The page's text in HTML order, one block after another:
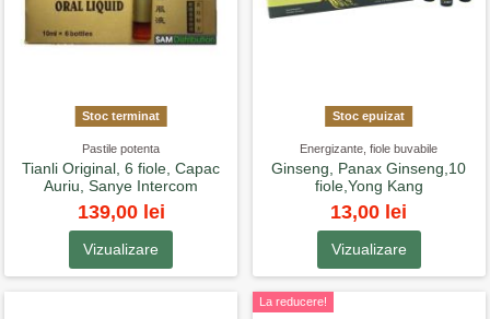
Stoc terminat
Pastile potenta
Tianli Original, 6 fiole, Capac
Auriu, Sanye Intercom
139,00 lei
Vizualizare
Stoc epuizat
Energizante, fiole buvabile
Ginseng, Panax Ginseng,10
fiole,Yong Kang
13,00 lei
Vizualizare
La reducere!